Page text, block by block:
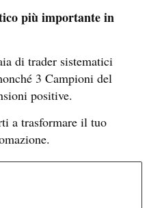
più importante in
di trader sistematici
3 Campioni del
positive.
a trasformare il tuo